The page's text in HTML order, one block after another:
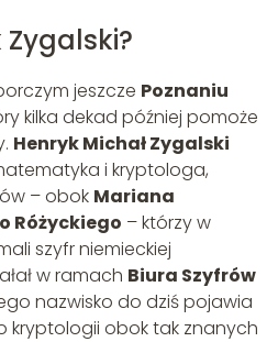
Zygalski?
jeszcze Poznaniu
kilka dekad później pomoże
Henryk Michał Zygalski
i kryptologa,
– obok Mariana
Różyckiego – którzy w
szyfr niemieckiej
w ramach Biura Szyfrów
nazwisko do dziś pojawia
kryptologii obok tak znanych